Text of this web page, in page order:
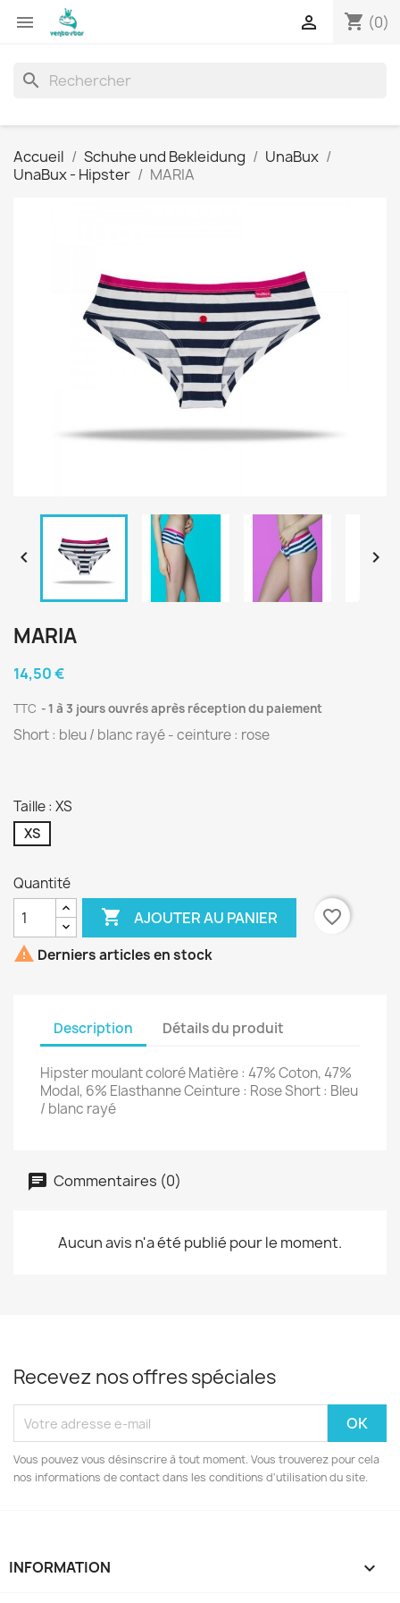
 shopping_cart (0)

search
Accueil Schuhe und Bekleidung
UnaBux
UnaBux - Hipster
MARIA
 
MARIA
14,50 €
TTC 1 à 3 jours ouvrés après réception du paiement
Short : bleu / blanc rayé - ceinture : rose
Taille : XS
XS
Quantité
 AJOUTER AU PANIER
favorite_border
 Derniers articles en stock
Description Détails du produit
Hipster moulant coloré Matière : 47% Coton, 47%
Modal, 6% Elasthanne Ceinture : Rose Short : Bleu
/ blanc rayé
Commentaires (0)
Aucun avis n'a été publié pour le moment.
Recevez nos offres spéciales
Vous pouvez vous désinscrire à tout moment. Vous trouverez pour cela
nos informations de contact dans les conditions d'utilisation du site.
INFORMATION 